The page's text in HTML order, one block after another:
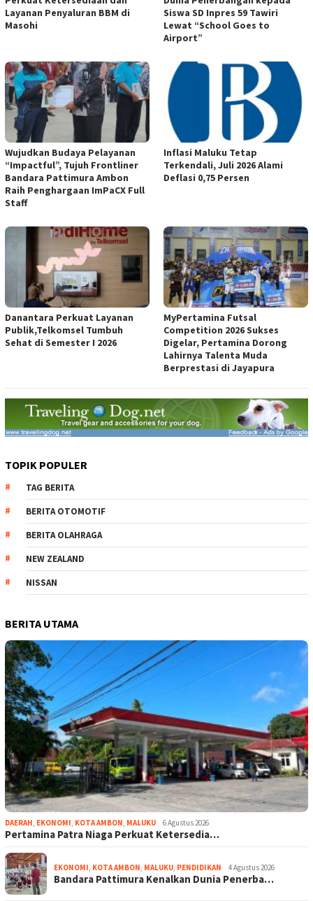
Layanan Penyaluran BBM di
Masohi
Siswa SD Inpres 59 Tawiri
Lewat “School Goes to
Airport”
Wujudkan Budaya Pelayanan
“Impactful”, Tujuh Frontliner
Bandara Pattimura Ambon
Raih Penghargaan ImPaCX Full
Staff
Inflasi Maluku Tetap
Terkendali, Juli 2026 Alami
Deflasi 0,75 Persen
Danantara Perkuat Layanan
Publik,Telkomsel Tumbuh
Sehat di Semester I 2026
MyPertamina Futsal
Competition 2026 Sukses
Digelar, Pertamina Dorong
Lahirnya Talenta Muda
Berprestasi di Jayapura
TOPIK POPULER
TAG BERITA
BERITA OTOMOTIF
BERITA OLAHRAGA
NEW ZEALAND
NISSAN
BERITA UTAMA
DAERAH, EKONOMI, KOTA AMBON, MALUKU 6 Agustus 2026
Pertamina Patra Niaga Perkuat Ketersedia…
EKONOMI, KOTA AMBON, MALUKU, PENDIDIKAN 4 Agustus 2026
Bandara Pattimura Kenalkan Dunia Penerba…